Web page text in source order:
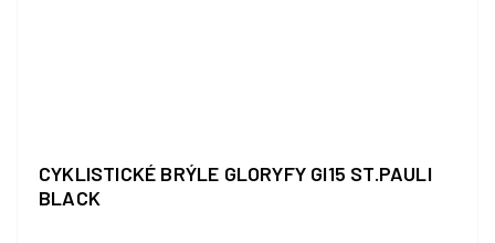
CYKLISTICKÉ BRÝLE GLORYFY GI15 ST.PAULI
BLACK